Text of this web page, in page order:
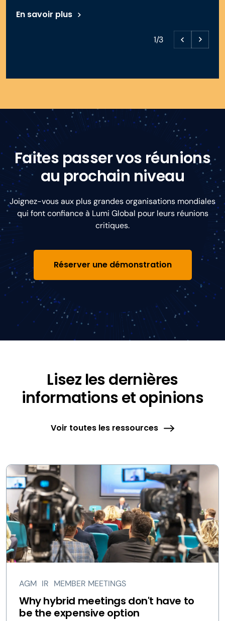
En savoir plus
1/3
Faites passer vos réunions
au prochain niveau
Joignez-vous aux plus grandes organisations mondiales
qui font confiance à Lumi Global pour leurs réunions
critiques.
Réserver une démonstration
Lisez les dernières
informations et opinions
Voir toutes les ressources
AGM IR MEMBER MEETINGS
Why hybrid meetings don't have to
be the expensive option